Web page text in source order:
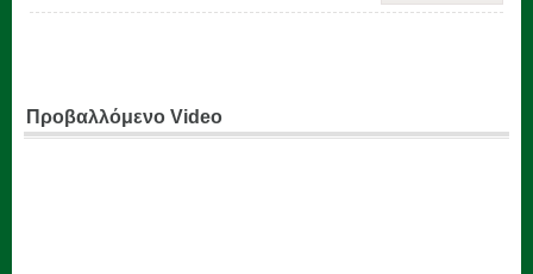
Προβαλλόμενο Video